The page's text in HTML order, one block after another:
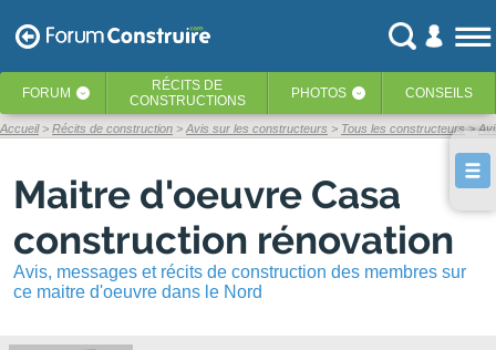
FORUM ‹ RÉCITS DE
CONSTRUCTIONS
PHOTOS ‹ CONSEILS
Accueil Récits de construction Avis sur les constructeurs Tous les constructeurs
Maitre d'oeuvre Casa
construction rénovation
Avis, messages et récits de construction des membres sur
ce maitre d'oeuvre dans le Nord